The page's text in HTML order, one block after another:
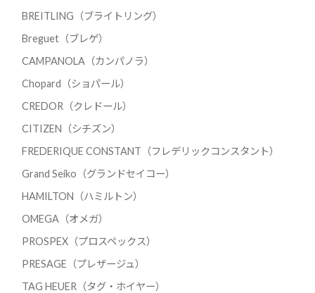
BREITLING（ブライトリング）
Breguet（ブレゲ）
CAMPANOLA（カンパノラ）
Chopard（ショパール）
CREDOR（クレドール）
CITIZEN（シチズン）
FREDERIQUE CONSTANT（フレデリックコンスタント）
Grand Seiko（グランドセイコー）
HAMILTON（ハミルトン）
OMEGA（オメガ）
PROSPEX（プロスペックス）
PRESAGE（プレザージュ）
TAG HEUER（タグ・ホイヤー）